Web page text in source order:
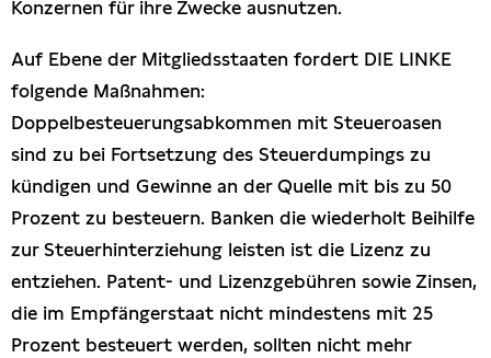
Konzernen für ihre Zwecke ausnutzen.
Auf Ebene der Mitgliedsstaaten fordert DIE LINKE
folgende Maßnahmen:
Doppelbesteuerungsabkommen mit Steueroasen
sind zu bei Fortsetzung des Steuerdumpings zu
kündigen und Gewinne an der Quelle mit bis zu 50
Prozent zu besteuern. Banken die wiederholt Beihilfe
zur Steuerhinterziehung leisten ist die Lizenz zu
entziehen. Patent- und Lizenzgebühren sowie Zinsen,
die im Empfängerstaat nicht mindestens mit 25
Prozent besteuert werden, sollten nicht mehr